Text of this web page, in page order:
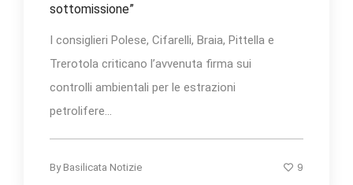
sottomissione”
I consiglieri Polese, Cifarelli, Braia, Pittella e
Trerotola criticano l’avvenuta firma sui
controlli ambientali per le estrazioni
petrolifere...
By Basilicata Notizie 9